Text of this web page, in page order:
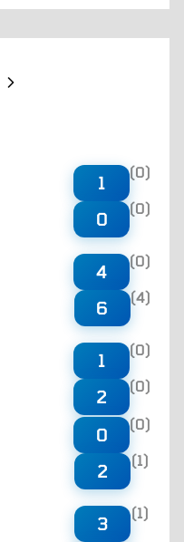
1
(0)
0
(0)
4
(0)
6
(4)
1
(0)
2
(0)
0
(0)
2
(1)
3
(1)